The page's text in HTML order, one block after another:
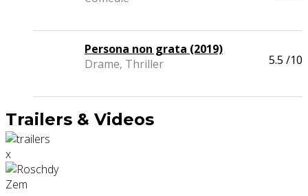
Persona non grata (2019)
Drame, Thriller
5.5 /10
Trailers & Videos
x